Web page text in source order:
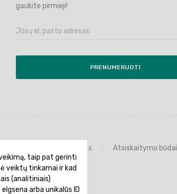
gaukite pirmieji!
PRENUMERUOTI
Prekių grąžinimas
Atsiskaitymo būdai
taip pat gerinti
veiktų tinkamai ir kad
(analitiniais)
arba unikalūs ID